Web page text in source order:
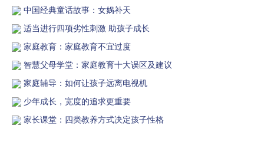
中国经典童话故事：女娲补天
适当进行四项劣性刺激 助孩子成长
家庭教育：家庭教育不宜过度
智慧父母学堂：家庭教育十大误区及建议
家庭辅导：如何让孩子远离电视机
少年成长，宽度的追求更重要
家长课堂：四类教养方式决定孩子性格